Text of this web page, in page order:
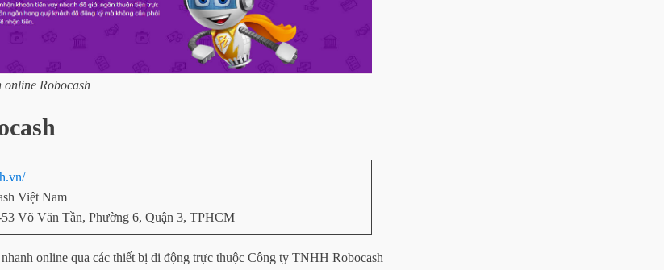
online Robocash
Việt Nam
Võ Văn Tần, Phường 6, Quận 3, TPHCM
online qua các thiết bị di động trực thuộc Công ty TNHH Robocash